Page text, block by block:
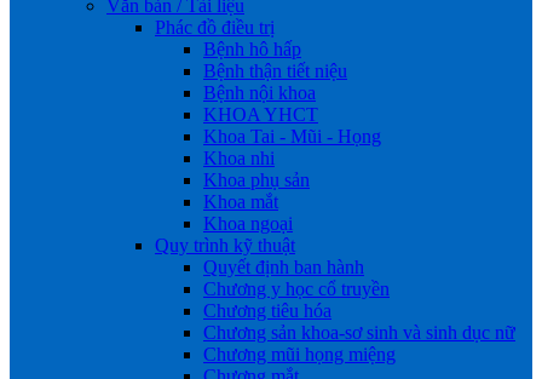
Văn bản / Tài liệu
Phác đồ điều trị
Bệnh hô hấp
Bệnh thận tiết niệu
Bệnh nội khoa
KHOA YHCT
Khoa Tai - Mũi - Họng
Khoa nhi
Khoa phụ sản
Khoa mắt
Khoa ngoại
Quy trình kỹ thuật
Quyết định ban hành
Chương y học cổ truyền
Chương tiêu hóa
Chương sản khoa-sơ sinh và sinh dục nữ
Chương mũi họng miệng